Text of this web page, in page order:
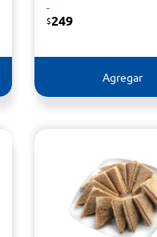
-
$249
Agregar